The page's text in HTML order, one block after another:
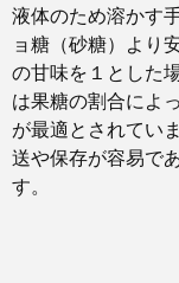
液体のため溶かす
ョ糖（砂糖）より
の甘味を１とした
は果糖の割合によ
が最適とされてい
送や保存が容易で
す。